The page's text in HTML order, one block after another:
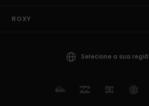
ROXY
Selecione a sua